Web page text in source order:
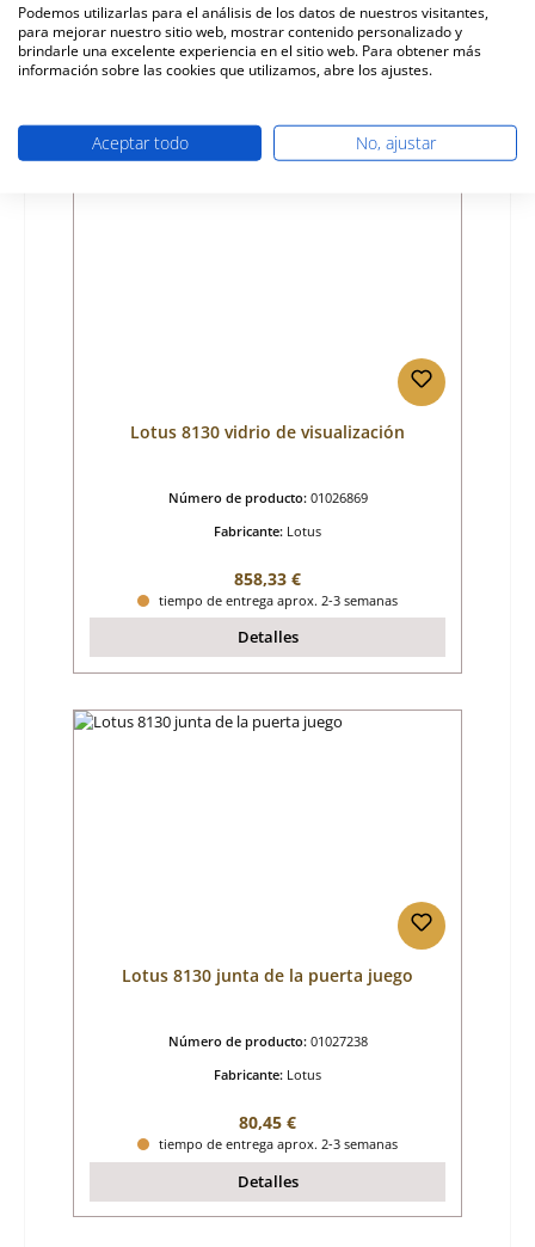
Precio normal:
583,84 €
tiempo de entrega aprox. 2-3 semanas
Lotus 8130 vidrio de visualización
Número de producto: 01026869
Fabricante: Lotus
Precio normal:
858,33 €
tiempo de entrega aprox. 2-3 semanas
Detalles
Lotus 8130 junta de la puerta juego
Número de producto: 01027238
Fabricante: Lotus
Precio normal:
80,45 €
tiempo de entrega aprox. 2-3 semanas
Detalles
Podemos utilizarlas para el análisis de los datos de nuestros visitantes,
para mejorar nuestro sitio web, mostrar contenido personalizado y
brindarle una excelente experiencia en el sitio web. Para obtener más
información sobre las cookies que utilizamos, abre los ajustes.
Aceptar todo No, ajustar